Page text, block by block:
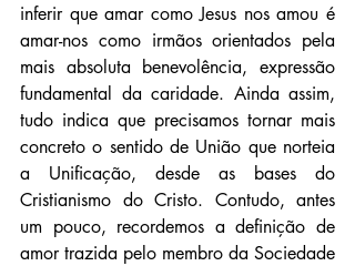
inferir que amar como Jesus nos amou é
amar-nos como irmãos orientados pela
mais absoluta benevolência, expressão
fundamental da caridade. Ainda assim,
tudo indica que precisamos tornar mais
concreto o sentido de União que norteia
a Unificação, desde as bases do
Cristianismo do Cristo. Contudo, antes
um pouco, recordemos a definição de
amor trazida pelo membro da Sociedade